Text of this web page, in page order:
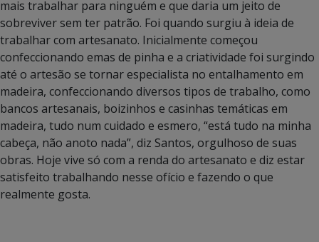
mais trabalhar para ninguém e que daria um jeito de
sobreviver sem ter patrão. Foi quando surgiu à ideia de
trabalhar com artesanato. Inicialmente começou
confeccionando emas de pinha e a criatividade foi surgindo
até o artesão se tornar especialista no entalhamento em
madeira, confeccionando diversos tipos de trabalho, como
bancos artesanais, boizinhos e casinhas temáticas em
madeira, tudo num cuidado e esmero, “está tudo na minha
cabeça, não anoto nada”, diz Santos, orgulhoso de suas
obras. Hoje vive só com a renda do artesanato e diz estar
satisfeito trabalhando nesse ofício e fazendo o que
realmente gosta.